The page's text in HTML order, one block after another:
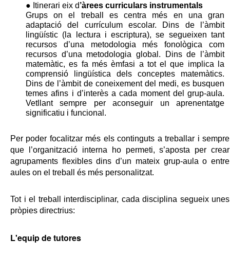
● Itinerari eix d’àrees curriculars instrumentals
Grups on el treball es centra més en una gran
adaptació del currículum escolar. Dins de l’àmbit
lingüístic (la lectura i escriptura), se segueixen tant
recursos d’una metodologia més fonològica com
recursos d’una metodologia global. Dins de l’àmbit
matemàtic, es fa més èmfasi a tot el que implica la
comprensió lingüística dels conceptes matemàtics.
Dins de l’àmbit de coneixement del medi, es busquen
temes afins i d’interès a cada moment del grup-aula.
Vetllant sempre per aconseguir un aprenentatge
significatiu i funcional.
Per poder focalitzar més els continguts a treballar i sempre
que l’organització interna ho permeti, s’aposta per crear
agrupaments flexibles dins d’un mateix grup-aula o entre
aules on el treball és més personalitzat.
Tot i el treball interdisciplinar, cada disciplina segueix unes
pròpies directrius:
L'equip de tutores